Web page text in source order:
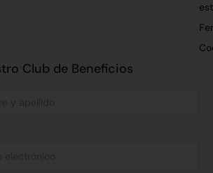
Club de Beneficios